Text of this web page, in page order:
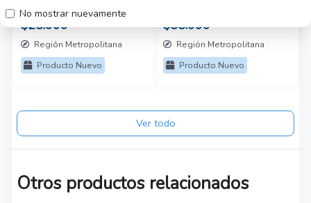
No mostrar nuevamente
60cm
$25.000
Región Metropolitana
Producto Nuevo
$55.000
Región Metropolitana
Producto Nuevo
Ver todo
Otros productos relacionados